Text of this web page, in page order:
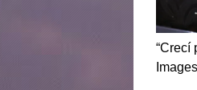
“Crecí